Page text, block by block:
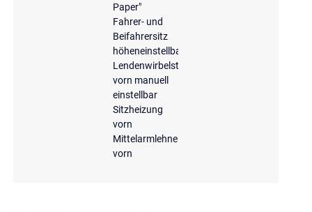
Paper"
Fahrer- und
Beifahrersitz
höheneinstellbar
Lendenwirbelstütze
vorn manuell
einstellbar
Sitzheizung
vorn
Mittelarmlehne
vorn